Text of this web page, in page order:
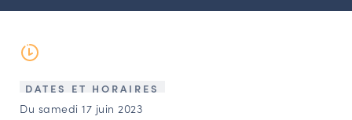
L’ÉQUIPE DU CHR
CONTACT
DATES ET HORAIRES
Du samedi 17 juin 2023